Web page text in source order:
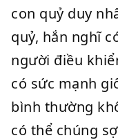
con quỷ duy
quỷ, hắn nghĩ
người điều
có sức mạnh
bình thường
có thể chúng